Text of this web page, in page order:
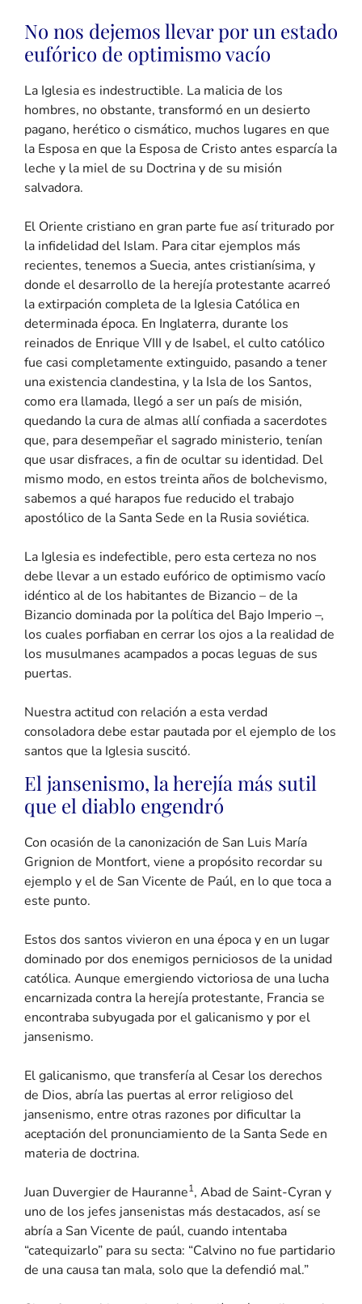
No nos dejemos llevar por un estado
eufórico de optimismo vacío
La Iglesia es indestructible. La malicia de los
hombres, no obstante, transformó en un desierto
pagano, herético o cismático, muchos lugares en que
la Esposa en que la Esposa de Cristo antes esparcía la
leche y la miel de su Doctrina y de su misión
salvadora.
El Oriente cristiano en gran parte fue así triturado por
la infidelidad del Islam. Para citar ejemplos más
recientes, tenemos a Suecia, antes cristianísima, y
donde el desarrollo de la herejía protestante acarreó
la extirpación completa de la Iglesia Católica en
determinada época. En Inglaterra, durante los
reinados de Enrique VIII y de Isabel, el culto católico
fue casi completamente extinguido, pasando a tener
una existencia clandestina, y la Isla de los Santos,
como era llamada, llegó a ser un país de misión,
quedando la cura de almas allí confiada a sacerdotes
que, para desempeñar el sagrado ministerio, tenían
que usar disfraces, a fin de ocultar su identidad. Del
mismo modo, en estos treinta años de bolchevismo,
sabemos a qué harapos fue reducido el trabajo
apostólico de la Santa Sede en la Rusia soviética.
La Iglesia es indefectible, pero esta certeza no nos
debe llevar a un estado eufórico de optimismo vacío
idéntico al de los habitantes de Bizancio – de la
Bizancio dominada por la política del Bajo Imperio –,
los cuales porfiaban en cerrar los ojos a la realidad de
los musulmanes acampados a pocas leguas de sus
puertas.
Nuestra actitud con relación a esta verdad
consoladora debe estar pautada por el ejemplo de los
santos que la Iglesia suscitó.
El jansenismo, la herejía más sutil
que el diablo engendró
Con ocasión de la canonización de San Luis María
Grignion de Montfort, viene a propósito recordar su
ejemplo y el de San Vicente de Paúl, en lo que toca a
este punto.
Estos dos santos vivieron en una época y en un lugar
dominado por dos enemigos perniciosos de la unidad
católica. Aunque emergiendo victoriosa de una lucha
encarnizada contra la herejía protestante, Francia se
encontraba subyugada por el galicanismo y por el
jansenismo.
El galicanismo, que transfería al Cesar los derechos
de Dios, abría las puertas al error religioso del
jansenismo, entre otras razones por dificultar la
aceptación del pronunciamiento de la Santa Sede en
materia de doctrina.
Juan Duvergier de Hauranne1, Abad de Saint-Cyran y
uno de los jefes jansenistas más destacados, así se
abría a San Vicente de paúl, cuando intentaba
“catequizarlo” para su secta: “Calvino no fue partidario
de una causa tan mala, solo que la defendió mal.”